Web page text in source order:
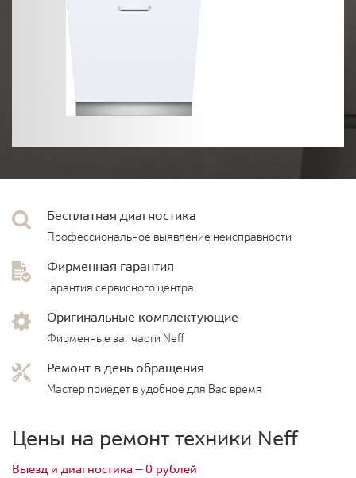
Бесплатная диагностика
Профессиональное выявление неисправности
Фирменная гарантия
Гарантия сервисного центра
Оригинальные комплектующие
Фирменные запчасти Neff
Ремонт в день обращения
Мастер приедет в удобное для Вас время
Цены на ремонт техники Neff
Выезд и диагностика — 0 рублей